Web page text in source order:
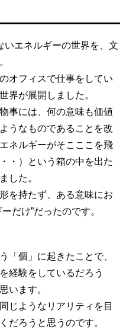
いエネルギーの世界を、文
オフィスで仕事をしてい
界が展開しました。
事には、何の意味も価値
うなものであることを改
ネルギーがそこここを飛
・）という箱の中を出た
した。
を持たず、ある意味にお
だけ”だったのです。
「個」に起きたことで、
経験をしているだろう
います。
じようなリアリティを目
だろうと思うのです。